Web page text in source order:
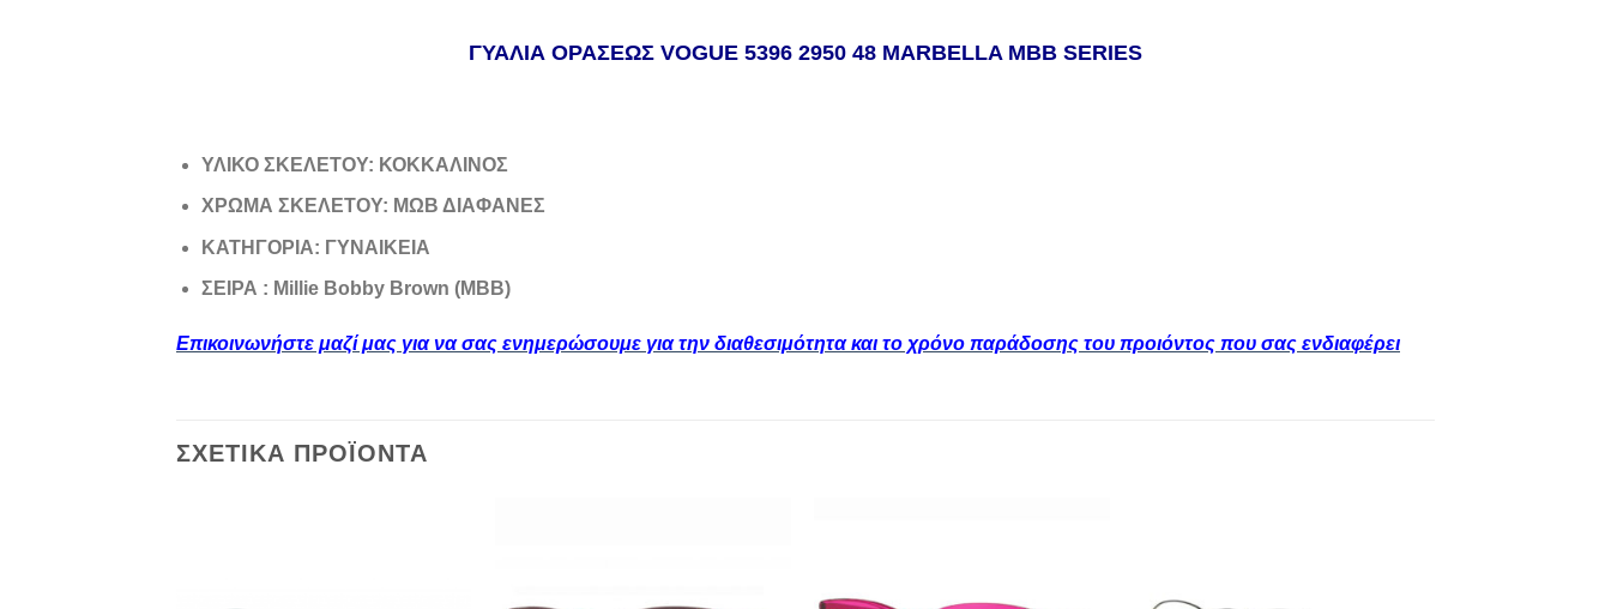
ΓΥΑΛΙΑ ΟΡΑΣΕΩΣ VOGUE 5396 2950 48 MARBELLA MBB SERIES
ΥΛΙΚΟ ΣΚΕΛΕΤΟΥ: ΚΟΚΚΑΛΙΝΟΣ
ΧΡΩΜΑ ΣΚΕΛΕΤΟΥ: ΜΩΒ ΔΙΑΦΑΝΕΣ
ΚΑΤΗΓΟΡΙΑ: ΓΥΝΑΙΚΕΙΑ
ΣΕΙΡΑ : Millie Bobby Brown (ΜΒΒ)
Επικοινωνήστε μαζί μας για να σας ενημερώσουμε για την διαθεσιμότητα και το χρόνο παράδοσης του προιόντος που σας ενδιαφέρει
ΣΧΕΤΙΚΆ ΠΡΟΪΌΝΤΑ